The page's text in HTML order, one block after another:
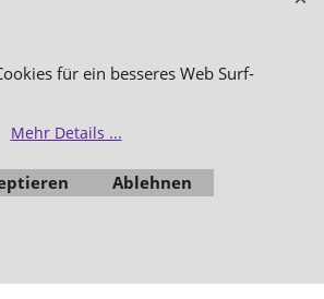
für ein besseres Web Surf-
Mehr Details ...
Ablehnen